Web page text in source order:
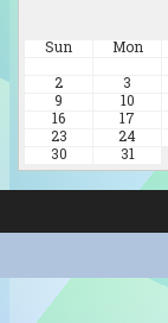
Sun Mon
2
3
9
10
16
17
23
24
30
31